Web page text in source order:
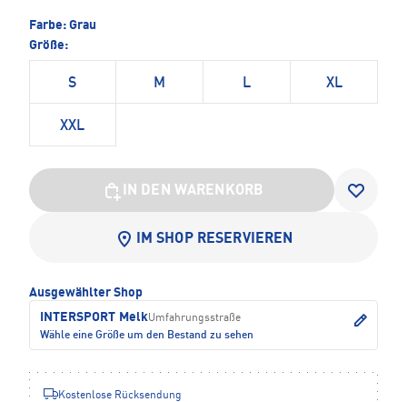
Farbe: Grau
Größe:
S M L XL
XXL
IN DEN WARENKORB
IM SHOP RESERVIEREN
Ausgewählter Shop
INTERSPORT MelkUmfahrungsstraße
Wähle eine Größe um den Bestand zu sehen
Kostenlose Rücksendung